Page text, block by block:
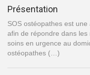
Présentation
SOS ostéopathes est
afin de répondre dans
soins en urgence au
ostéopathes (…)